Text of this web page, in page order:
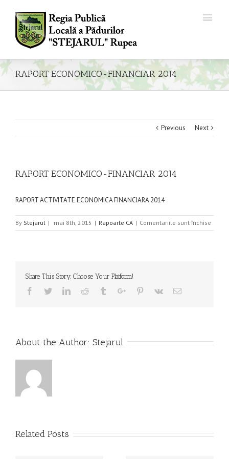
RAPORT ECONOMICO-FINANCIAR 2014
Previous Next
RAPORT ECONOMICO-FINANCIAR 2014
RAPORT ACTIVITATE ECONOMICA FINANCIARA 2014
By Stejarul | mai 8th, 2015 | Rapoarte CA | Comentariile sunt închise
Share This Story, Choose Your Platform!
Facebook
TwitterLinkedinReddit TumblrGoogle+Pinterest
Vk Email
About the Author: Stejarul
Related Posts